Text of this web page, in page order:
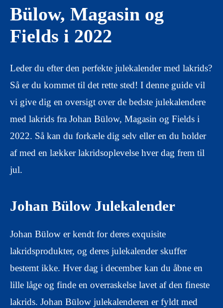
Bülow, Magasin og
Fields i 2022
Leder du efter den perfekte julekalender med lakrids?
Så er du kommet til det rette sted! I denne guide vil
vi give dig en oversigt over de bedste julekalendere
med lakrids fra Johan Bülow, Magasin og Fields i
2022. Så kan du forkæle dig selv eller en du holder
af med en lækker lakridsoplevelse hver dag frem til
jul.
Johan Bülow Julekalender
Johan Bülow er kendt for deres exquisite
lakridsprodukter, og deres julekalender skuffer
bestemt ikke. Hver dag i december kan du åbne en
lille låge og finde en overraskelse lavet af den fineste
lakrids. Johan Bülow julekalenderen er fyldt med